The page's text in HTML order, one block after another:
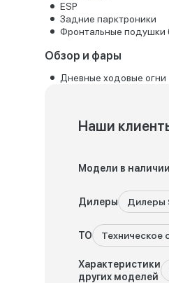
ESP
Задние парктроники
Фронтальные подушки
Обзор и фары
Дневные ходовые огни
Наши
Модели в наличии
Дилеры Дилеры
ТО Техническое
Характеристики
других моделей